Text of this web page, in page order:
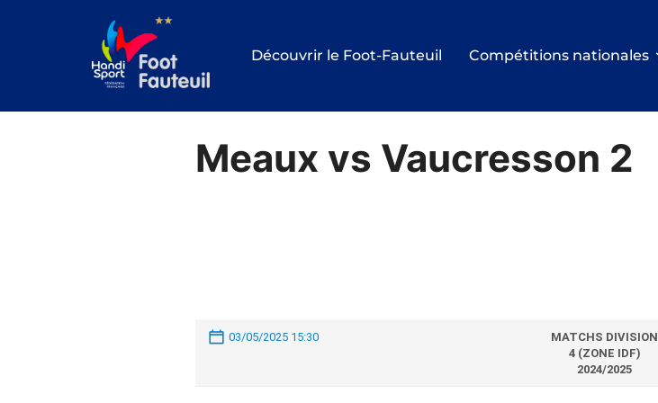
Découvrir le Foot-Fauteuil Compétitions nationales
Meaux vs Vaucresson 2
03/05/2025 15:30
MATCHS DIVISION
4 (ZONE IDF)
2024/2025